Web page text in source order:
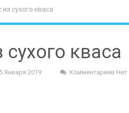
из сухого кваса
сухого кваса
Января 2019
Комментариев Нет